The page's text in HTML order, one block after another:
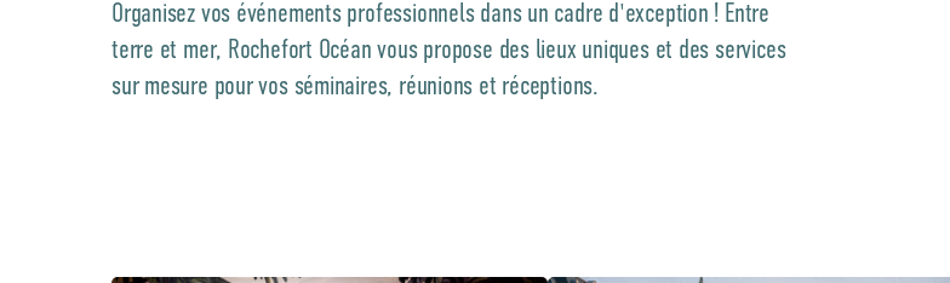
Organisez vos événements professionnels dans un cadre d'exception ! Entre
terre et mer, Rochefort Océan vous propose des lieux uniques et des services
sur mesure pour vos séminaires, réunions et réceptions.